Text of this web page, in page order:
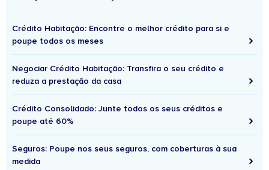
Crédito Habitação: Encontre o melhor crédito para si e
poupe todos os meses
Negociar Crédito Habitação: Transfira o seu crédito e
reduza a prestação da casa
Crédito Consolidado: Junte todos os seus créditos e
poupe até 60%
Seguros: Poupe nos seus seguros, com coberturas à sua
medida